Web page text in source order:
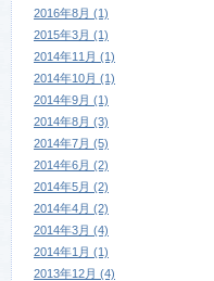
2016年8月 (1)
2015年3月 (1)
2014年11月 (1)
2014年10月 (1)
2014年9月 (1)
2014年8月 (3)
2014年7月 (5)
2014年6月 (2)
2014年5月 (2)
2014年4月 (2)
2014年3月 (4)
2014年1月 (1)
2013年12月 (4)